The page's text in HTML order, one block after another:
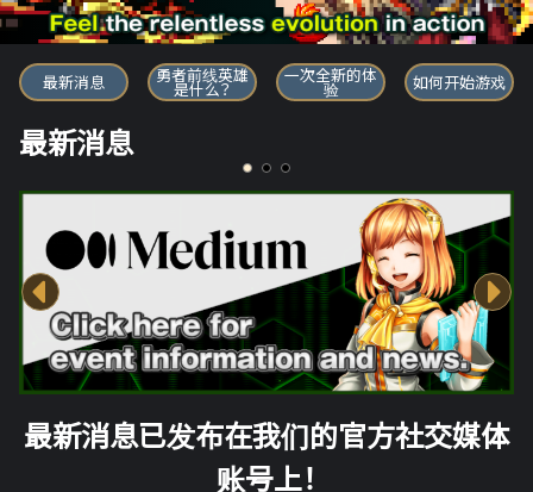
勇者前线英雄
最新消息 勇者前线英雄
是什么？
一次全新的体
验 如何开始游戏
最新消息
最新消息已发布在我们的官方社交媒体
账号上！